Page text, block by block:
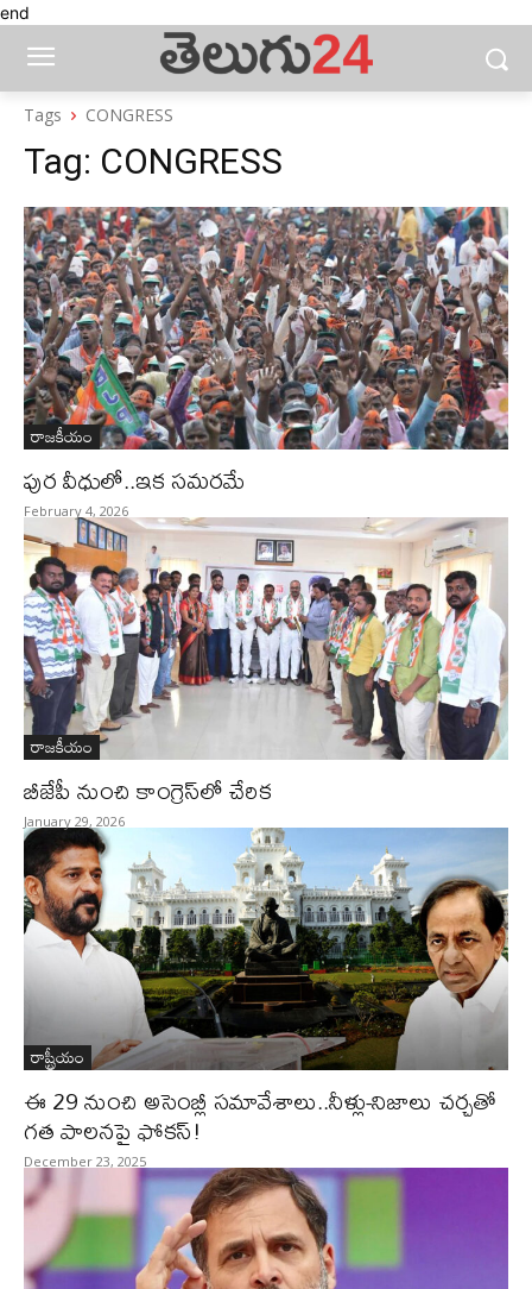
end
Tags CONGRESS
Tag: CONGRESS
రాజకీయం
పుర వీధులో..ఇక సమరమే
February 4, 2026
రాజకీయం
బీజేపీ నుంచి కాంగ్రెస్‌లో చేరిక
January 29, 2026
రాష్ట్రీయం
ఈ 29 నుంచి అసెంబ్లీ సమావేశాలు..నీళ్లు-నిజాలు చర్చతో
గత పాలనపై ఫోకస్!
December 23, 2025